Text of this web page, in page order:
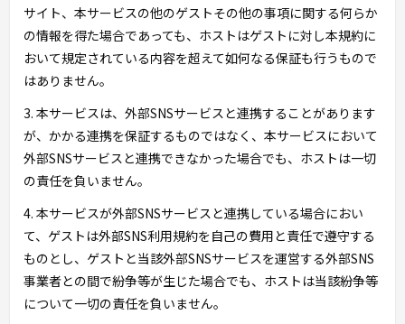
サイト、本サービスの他のゲストその他の事項に関する何らか
の情報を得た場合であっても、ホストはゲストに対し本規約に
おいて規定されている内容を超えて如何なる保証も行うもので
はありません。
3. 本サービスは、外部SNSサービスと連携することがあります
が、かかる連携を保証するものではなく、本サービスにおいて
外部SNSサービスと連携できなかった場合でも、ホストは一切
の責任を負いません。
4. 本サービスが外部SNSサービスと連携している場合におい
て、ゲストは外部SNS利用規約を自己の費用と責任で遵守する
ものとし、ゲストと当該外部SNSサービスを運営する外部SNS
事業者との間で紛争等が生じた場合でも、ホストは当該紛争等
について一切の責任を負いません。